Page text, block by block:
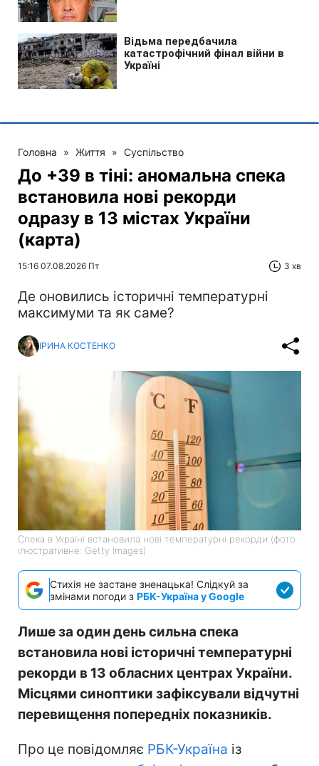
Головна » Життя » Суспільство
До +39 в тіні: аномальна спека
встановила нові рекорди
одразу в 13 містах України
(карта)
15:16 07.08.2026 Пт 3 хв
Де оновились історичні температурні
максимуми та як саме?
ІРИНА КОСТЕНКО
Спека в Україні встановила нові температурні рекорди (фото
ілюстративне: Getty Images)
Стихія не застане зненацька! Слідкуй за
змінами погоди з РБК-Україна у Google
Лише за один день сильна спека
встановила нові історичні температурні
рекорди в 13 обласних центрах України.
Місцями синоптики зафіксували відчутні
перевищення попередніх показників.
Про це повідомляє РБК-Україна із